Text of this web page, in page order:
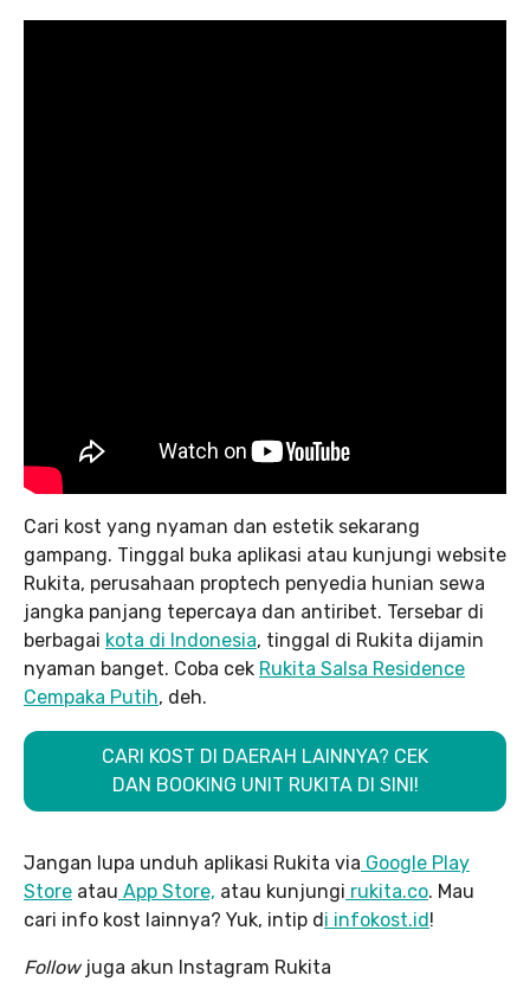
Cari kost yang nyaman dan estetik sekarang
gampang. Tinggal buka aplikasi atau kunjungi website
Rukita, perusahaan proptech penyedia hunian sewa
jangka panjang tepercaya dan antiribet. Tersebar di
berbagai kota di Indonesia, tinggal di Rukita dijamin
nyaman banget. Coba cek Rukita Salsa Residence
Cempaka Putih, deh.
CARI KOST DI DAERAH LAINNYA? CEK
DAN BOOKING UNIT RUKITA DI SINI!
Jangan lupa unduh aplikasi Rukita via Google Play
Store atau App Store, atau kunjungi rukita.co. Mau
cari info kost lainnya? Yuk, intip di infokost.id!
Follow juga akun Instagram Rukita